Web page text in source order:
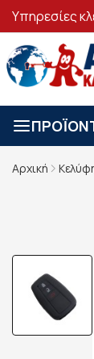
Υπηρεσίες
Αρχική